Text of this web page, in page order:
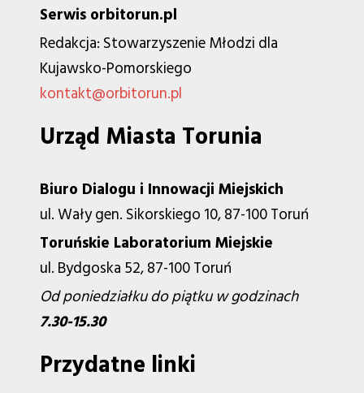
Serwis orbitorun.pl
Redakcja: Stowarzyszenie Młodzi dla
Kujawsko-Pomorskiego
kontakt@orbitorun.pl
Urząd Miasta Torunia
Biuro Dialogu i Innowacji Miejskich
ul. Wały gen. Sikorskiego 10, 87-100 Toruń
Toruńskie Laboratorium Miejskie
ul. Bydgoska 52, 87-100 Toruń
Od poniedziałku do piątku w godzinach
7.30-15.30
Przydatne linki